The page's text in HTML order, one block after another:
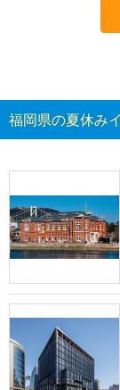
福岡県の夏休み